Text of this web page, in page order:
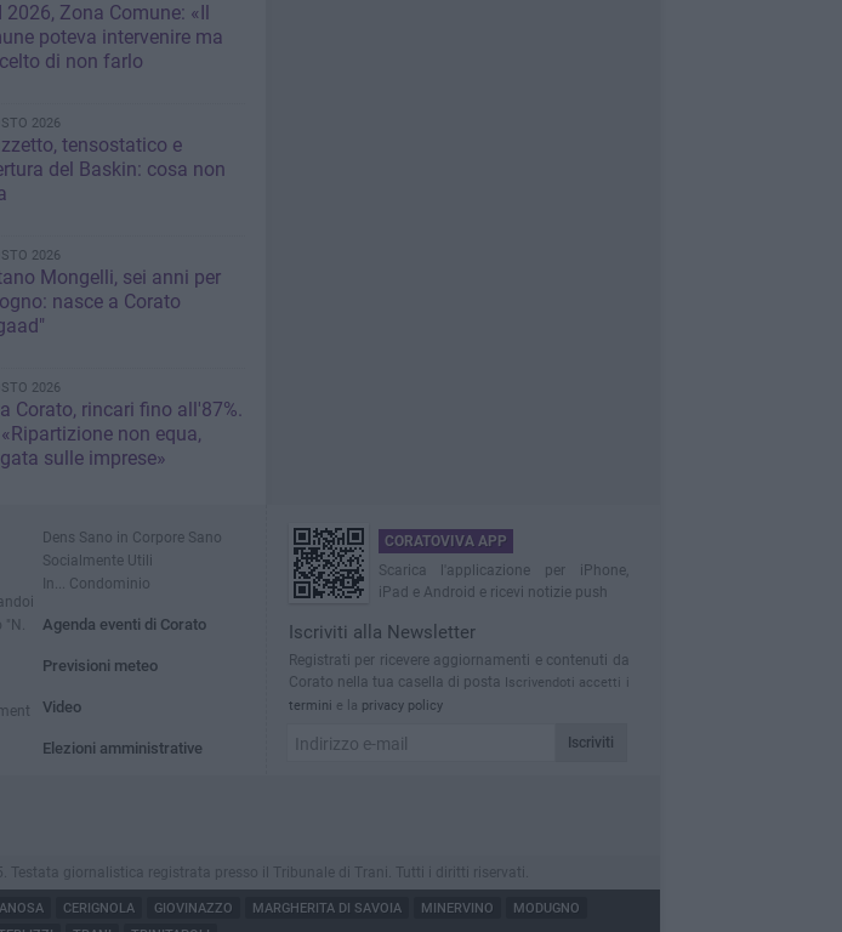
2026, Zona Comune: «Il
poteva intervenire ma
di non farlo
2026
tensostatico e
del Baskin: cosa non
2026
Mongelli, sei anni per
nasce a Corato
2026
Corato, rincari fino all'87%.
non equa,
sulle imprese»
"N.
Dens Sano in Corpore Sano
Socialmente Utili
In... Condominio
Agenda eventi di Corato
Previsioni meteo
Video
Elezioni amministrative
CORATOVIVA APP
Scarica l'applicazione per iPhone,
iPad e Android e ricevi notizie push
Iscriviti alla Newsletter
Registrati per ricevere aggiornamenti e contenuti da
Corato nella tua casella di posta Iscrivendoti accetti i
termini e la privacy policy
Iscriviti
giornalistica registrata presso il Tribunale di Trani. Tutti i diritti riservati.
CERIGNOLA GIOVINAZZO MARGHERITA DI SAVOIA MINERVINO
MODUGNO